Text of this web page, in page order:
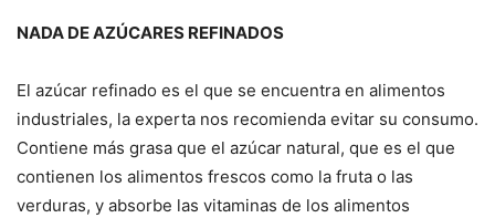
NADA DE AZÚCARES REFINADOS
El azúcar refinado es el que se encuentra en alimentos
industriales, la experta nos recomienda evitar su consumo.
Contiene más grasa que el azúcar natural, que es el que
contienen los alimentos frescos como la fruta o las
verduras, y absorbe las vitaminas de los alimentos